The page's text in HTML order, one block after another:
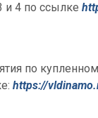
и 4 по ссылке
по
https://